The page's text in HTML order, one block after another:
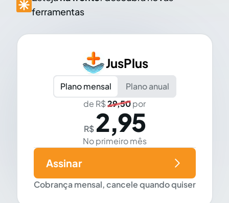
ferramentas
JusPlus
Plano mensal
Plano anual
de R$29,50por
R$ 2,95
No primeiro mês
Cobrança mensal, cancele quando quiser
Assinar